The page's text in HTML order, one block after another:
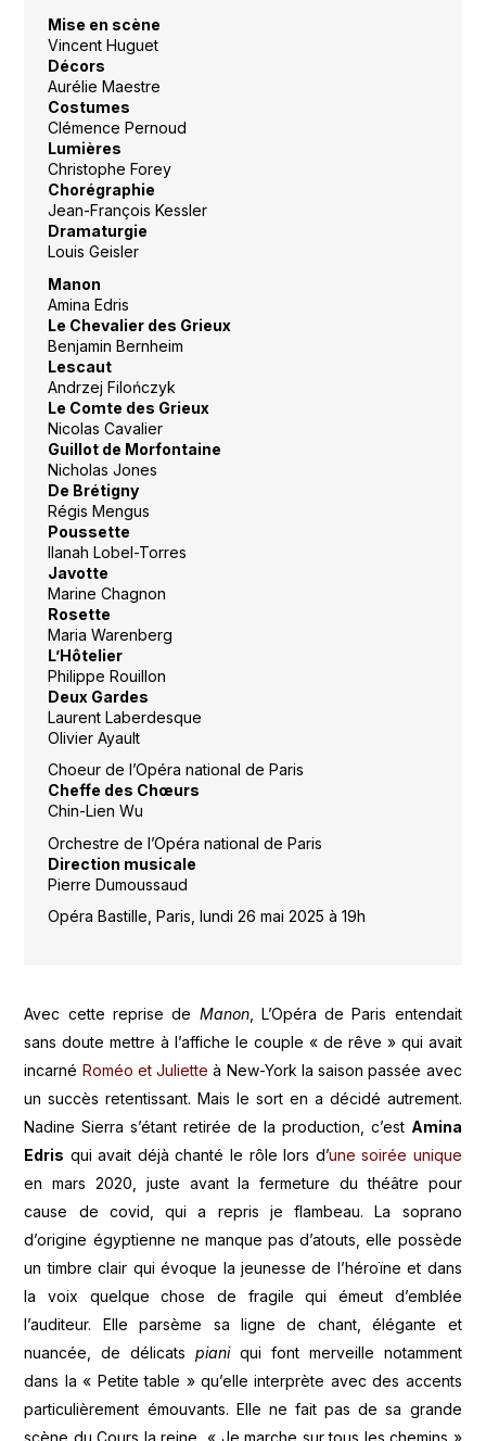
Mise en scène
Vincent Huguet
Décors
Aurélie Maestre
Costumes
Clémence Pernoud
Lumières
Christophe Forey
Chorégraphie
Jean-François Kessler
Dramaturgie
Louis Geisler
Manon
Amina Edris
Le Chevalier des Grieux
Benjamin Bernheim
Lescaut
Andrzej Filończyk
Le Comte des Grieux
Nicolas Cavalier
Guillot de Morfontaine
Nicholas Jones
De Brétigny
Régis Mengus
Poussette
Ilanah Lobel-Torres
Javotte
Marine Chagnon
Rosette
Maria Warenberg
L’Hôtelier
Philippe Rouillon
Deux Gardes
Laurent Laberdesque
Olivier Ayault
Choeur de l’Opéra national de Paris
Cheffe des Chœurs
Chin-Lien Wu
Orchestre de l’Opéra national de Paris
Direction musicale
Pierre Dumoussaud
Opéra Bastille, Paris, lundi 26 mai 2025 à 19h
Avec cette reprise de Manon, L’Opéra de Paris entendait
sans doute mettre à l’affiche le couple « de rêve » qui avait
incarné Roméo et Juliette à New-York la saison passée avec
un succès retentissant. Mais le sort en a décidé autrement.
Nadine Sierra s’étant retirée de la production, c’est Amina
Edris qui avait déjà chanté le rôle lors d’une soirée unique
en mars 2020, juste avant la fermeture du théâtre pour
cause de covid, qui a repris je flambeau. La soprano
d’origine égyptienne ne manque pas d’atouts, elle possède
un timbre clair qui évoque la jeunesse de l’héroïne et dans
la voix quelque chose de fragile qui émeut d’emblée
l’auditeur. Elle parsème sa ligne de chant, élégante et
nuancée, de délicatspiani qui font merveille notamment
dans la « Petite table » qu’elle interprète avec des accents
particulièrement émouvants. Elle ne fait pas de sa grande
scène du Cours la reine, « Je marche sur tous les chemins »